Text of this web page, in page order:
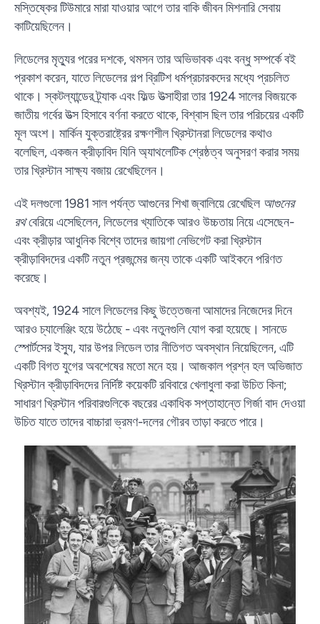
মস্তিষ্কের টিউমারে মারা যাওয়ার আগে তার বাকি জীবন মিশনারি সেবায়
কাটিয়েছিলেন।
লিডেলের মৃত্যুর পরের দশকে, থমসন তার অভিভাবক এবং বন্ধু সম্পর্কে বই
প্রকাশ করেন, যাতে লিডেলের গল্প ব্রিটিশ ধর্মপ্রচারকদের মধ্যে প্রচলিত
থাকে। স্কটল্যান্ডের ট্র্যাক এবং ফিল্ড উত্সাহীরা তার 1924 সালের বিজয়কে
জাতীয় গর্বের উত্স হিসাবে বর্ণনা করতে থাকে, বিশ্বাস ছিল তার পরিচয়ের একটি
মূল অংশ। মার্কিন যুক্তরাষ্ট্রের রক্ষণশীল খ্রিস্টানরা লিডেলের কথাও
বলেছিল, একজন ক্রীড়াবিদ যিনি অ্যাথলেটিক শ্রেষ্ঠত্ব অনুসরণ করার সময়
তার খ্রিস্টান সাক্ষ্য বজায় রেখেছিলেন।
এই দলগুলো 1981 সাল পর্যন্ত আগুনের শিখা জ্বালিয়ে রেখেছিল আগুনের
রথবেরিয়ে এসেছিলেন, লিডেলের খ্যাতিকে আরও উচ্চতায় নিয়ে এসেছেন-
এবং ক্রীড়ার আধুনিক বিশ্বে তাদের জায়গা নেভিগেট করা খ্রিস্টান
ক্রীড়াবিদদের একটি নতুন প্রজন্মের জন্য তাকে একটি আইকনে পরিণত
করেছে।
অবশ্যই, 1924 সালে লিডেলের কিছু উত্তেজনা আমাদের নিজেদের দিনে
আরও চ্যালেঞ্জিং হয়ে উঠেছে - এবং নতুনগুলি যোগ করা হয়েছে। সানডে
স্পোর্টসের ইস্যু, যার উপর লিডেল তার নীতিগত অবস্থান নিয়েছিলেন, এটি
একটি বিগত যুগের অবশেষের মতো মনে হয়। আজকাল প্রশ্ন হল অভিজাত
খ্রিস্টান ক্রীড়াবিদদের নির্দিষ্ট কয়েকটি রবিবারে খেলাধুলা করা উচিত কিনা;
সাধারণ খ্রিস্টান পরিবারগুলিকে বছরের একাধিক সপ্তাহান্তে গির্জা বাদ দেওয়া
উচিত যাতে তাদের বাচ্চারা ভ্রমণ-দলের গৌরব তাড়া করতে পারে।